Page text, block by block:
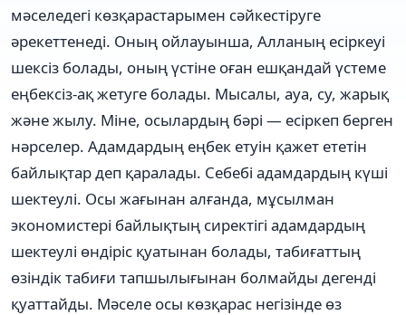
мәселедегі көзқарастарымен сәйкестіруге
әрекеттенеді. Оның ойлауынша, Алланың есіркеуі
шексіз болады, оның үстіне оған ешқандай үстеме
еңбексіз-ақ жетуге болады. Мысалы, ауа, су, жарық
және жылу. Міне, осылардың бәрі — есіркеп берген
нәрселер. Адамдардың еңбек етуін қажет ететін
байлықтар деп қаралады. Себебі адамдардың күші
шектеулі. Осы жағынан алғанда, мұсылман
экономистері байлықтың сиректігі адамдардың
шектеулі өндіріс қуатынан болады, табиғаттың
өзіндік табиғи тапшылығынан болмайды дегенді
қуаттайды. Мәселе осы көзқарас негізінде өз